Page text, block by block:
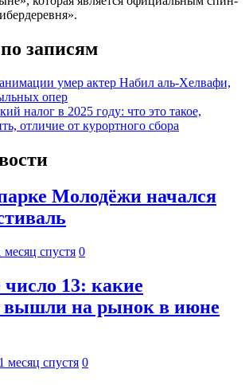
записям
умер актер Набил аль-Хелвафи,
опер
налог в 2025 году: что это такое,
отличие от курортного сбора
Молодёжи начался
месяц спустя 0
13: какие
на рынок в июне
1 месяц спустя 0